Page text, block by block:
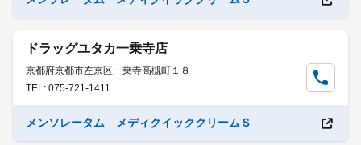
ドラッグユタカ一乗寺店
京都府京都市左京区一乗寺高槻町１８
TEL: 075-721-1411
メンソレータム メディクイッククリームＳ